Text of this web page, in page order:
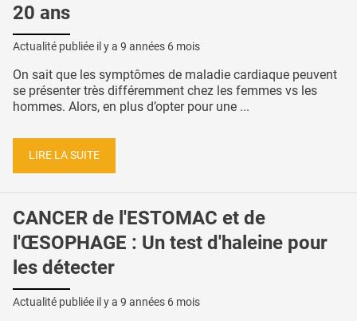
20 ans
Actualité publiée il y a 9 années 6 mois
On sait que les symptômes de maladie cardiaque peuvent
se présenter très différemment chez les femmes vs les
hommes. Alors, en plus d’opter pour une ...
LIRE LA SUITE
CANCER de l'ESTOMAC et de
l'ŒSOPHAGE : Un test d'haleine pour
les détecter
Actualité publiée il y a 9 années 6 mois